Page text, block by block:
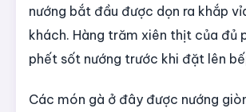
nướng bắt đầu được dọn ra khắp
khách. Hàng trăm xiên thịt của đủ
phết sốt nướng trước khi đặt lên
Các món gà ở đây được nướng